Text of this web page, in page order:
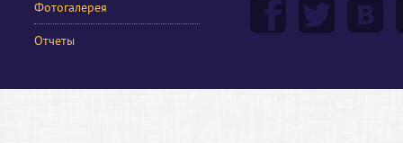
Фотогалерея
Отчеты